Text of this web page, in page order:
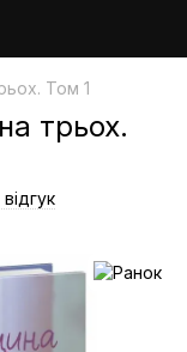
Том 1
трьох.